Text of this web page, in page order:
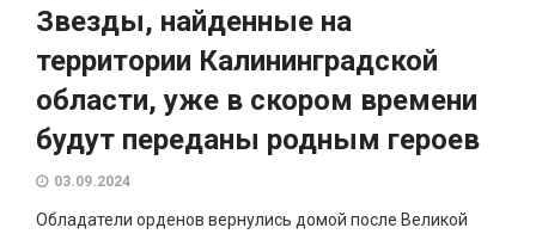
Звезды, найденные на
территории Калининградской
области, уже в скором времени
будут переданы родным героев
03.09.2024
Обладатели орденов вернулись домой после Великой